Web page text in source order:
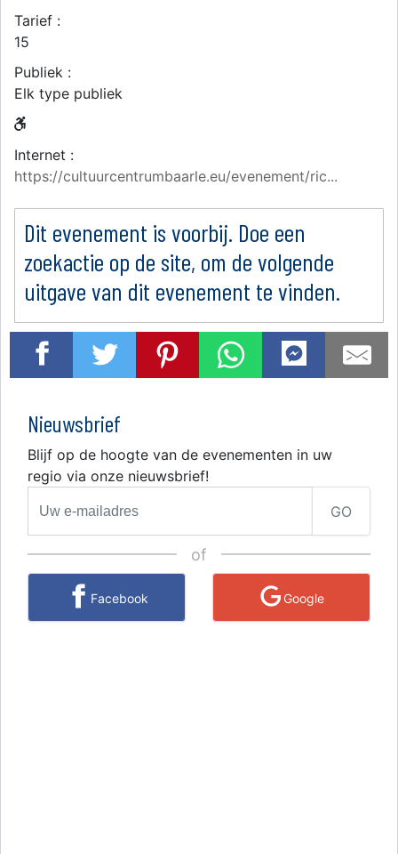
Tarief :
15
Publiek :
Elk type publiek
Internet :
https://cultuurcentrumbaarle.eu/evenement/ric...
Dit evenement is voorbij. Doe een
zoekactie op de site, om de volgende
uitgave van dit evenement te vinden.
Nieuwsbrief
Blijf op de hoogte van de evenementen in uw
regio via onze nieuwsbrief!
GO
of
Facebook Google